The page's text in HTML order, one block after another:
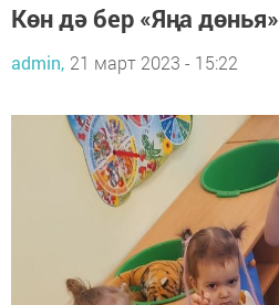
Көн дә бер «Яңа дөнья»
admin, 21 март 2023 - 15:22